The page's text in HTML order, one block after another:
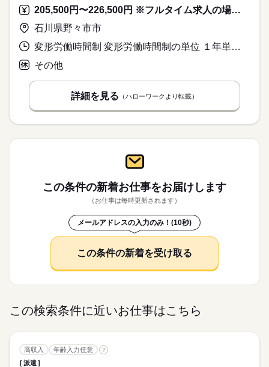
205,500円〜226,500円 ※フルタイム求人の場合は月額（換算額）、パート求人の場合は時間額を表示しています。
石川県野々市市
変形労働時間制 変形労働時間制の単位 １年単位 就業時間１ 13時00分〜22時00分 就業時間に関する特記事項 残業については月３０～５０時間程度となります
その他
詳細を見る （ハローワークより転載）
この条件の新着お仕事をお届けします
（お仕事は毎時更新されます）
メールアドレスの入力のみ！(10秒)
この条件の新着を受け取る
この検索条件に近いお仕事はこちら
高収入 年齢入力任意 ?
派遣